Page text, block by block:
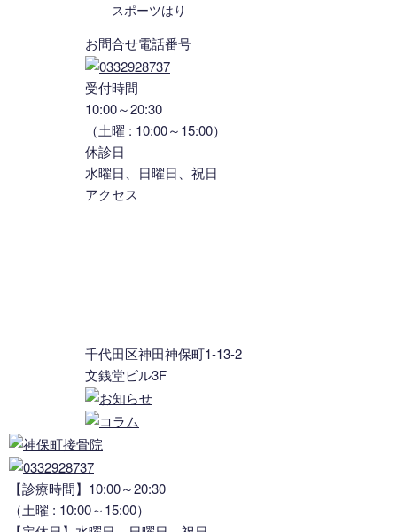
スポーツはり
お問合せ電話番号
受付時間
10:00～20:30
（土曜 : 10:00～15:00）
休診日
水曜日、日曜日、祝日
アクセス
千代田区神田神保町1-13-2
文銭堂ビル3F
【診療時間】10:00～20:30
（土曜 : 10:00～15:00）